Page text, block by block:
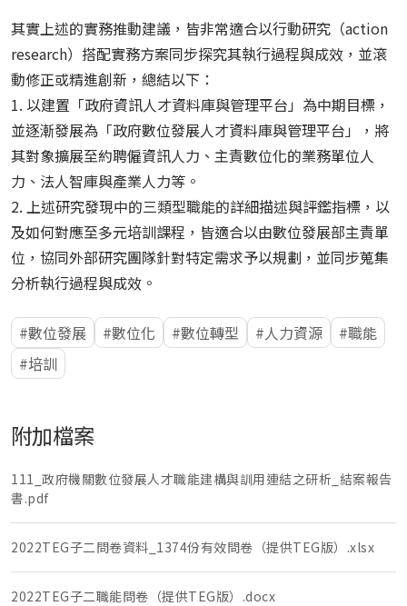
其實上述的實務推動建議，皆非常適合以行動研究（action
research）搭配實務方案同步探究其執行過程與成效，並滾
動修正或精進創新，總結以下：
1. 以建置「政府資訊人才資料庫與管理平台」為中期目標，
並逐漸發展為「政府數位發展人才資料庫與管理平台」，將
其對象擴展至約聘僱資訊人力、主責數位化的業務單位人
力、法人智庫與產業人力等。
2. 上述研究發現中的三類型職能的詳細描述與評鑑指標，以
及如何對應至多元培訓課程，皆適合以由數位發展部主責單
位，協同外部研究團隊針對特定需求予以規劃，並同步蒐集
分析執行過程與成效。
數位發展 數位化 數位轉型 人力資源
職能
培訓
附加檔案
111_政府機關數位發展人才職能建構與訓用連結之研析_結案報告
書.pdf
2022TEG子二問卷資料_1374份有效問卷（提供TEG版）.xlsx
2022TEG子二職能問卷（提供TEG版）.docx